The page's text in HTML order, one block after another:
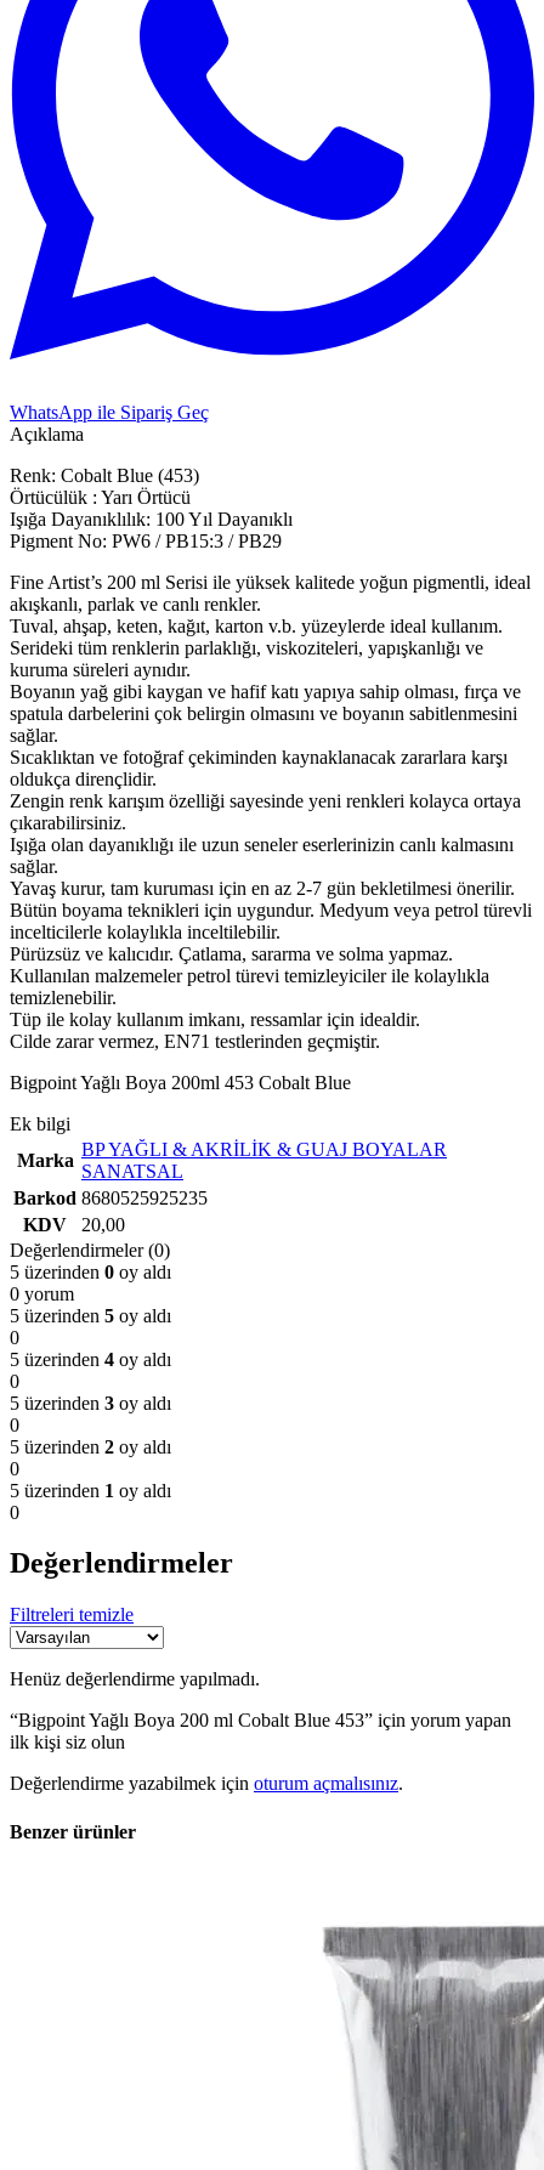
WhatsApp ile Sipariş Geç
Açıklama
Renk: Cobalt Blue (453)
Örtücülük : Yarı Örtücü
Işığa Dayanıklılık: 100 Yıl Dayanıklı
Pigment No: PW6 / PB15:3 / PB29
Fine Artist’s 200 ml Serisi ile yüksek kalitede yoğun pigmentli, ideal
akışkanlı, parlak ve canlı renkler.
Tuval, ahşap, keten, kağıt, karton v.b. yüzeylerde ideal kullanım.
Serideki tüm renklerin parlaklığı, viskoziteleri, yapışkanlığı ve
kuruma süreleri aynıdır.
Boyanın yağ gibi kaygan ve hafif katı yapıya sahip olması, fırça ve
spatula darbelerini çok belirgin olmasını ve boyanın sabitlenmesini
sağlar.
Sıcaklıktan ve fotoğraf çekiminden kaynaklanacak zararlara karşı
oldukça dirençlidir.
Zengin renk karışım özelliği sayesinde yeni renkleri kolayca ortaya
çıkarabilirsiniz.
Işığa olan dayanıklığı ile uzun seneler eserlerinizin canlı kalmasını
sağlar.
Yavaş kurur, tam kuruması için en az 2-7 gün bekletilmesi önerilir.
Bütün boyama teknikleri için uygundur. Medyum veya petrol türevli
incelticilerle kolaylıkla inceltilebilir.
Pürüzsüz ve kalıcıdır. Çatlama, sararma ve solma yapmaz.
Kullanılan malzemeler petrol türevi temizleyiciler ile kolaylıkla
temizlenebilir.
Tüp ile kolay kullanım imkanı, ressamlar için idealdir.
Cilde zarar vermez, EN71 testlerinden geçmiştir.
Bigpoint Yağlı Boya 200ml 453 Cobalt Blue
Ek bilgi
Marka
BP YAĞLI & AKRİLİK & GUAJ BOYALAR
SANATSAL
Barkod 8680525925235
KDV
20,00
Değerlendirmeler (0)
5 üzerinden 0 oy aldı
0 yorum
5 üzerinden 5 oy aldı
0
5 üzerinden 4 oy aldı
0
5 üzerinden 3 oy aldı
0
5 üzerinden 2 oy aldı
0
5 üzerinden 1 oy aldı
0
Değerlendirmeler
Filtreleri temizle
Henüz değerlendirme yapılmadı.
“Bigpoint Yağlı Boya 200 ml Cobalt Blue 453” için yorum yapan
ilk kişi siz olun
Değerlendirme yazabilmek için oturum açmalısınız.
Benzer ürünler